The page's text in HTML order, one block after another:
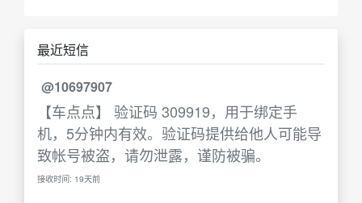
最近短信
@10697907
【车点点】 验证码 309919，用于绑定手
机，5分钟内有效。验证码提供给他人可能导
致帐号被盗，请勿泄露，谨防被骗。
接收时间: 19天前